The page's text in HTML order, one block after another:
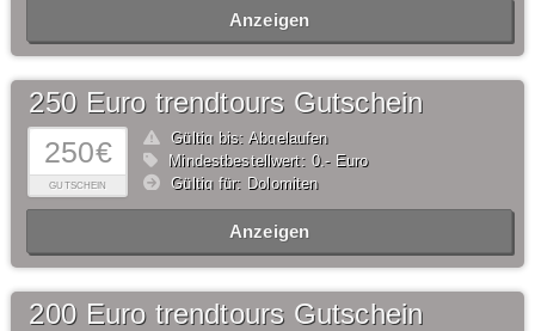
Anzeigen
250€
GUTSCHEIN
250 Euro trendtours Gutschein
Gültig bis: Abgelaufen
Mindestbestellwert: 0,- Euro
Gültig für: Dolomiten
Anzeigen
200 Euro trendtours Gutschein